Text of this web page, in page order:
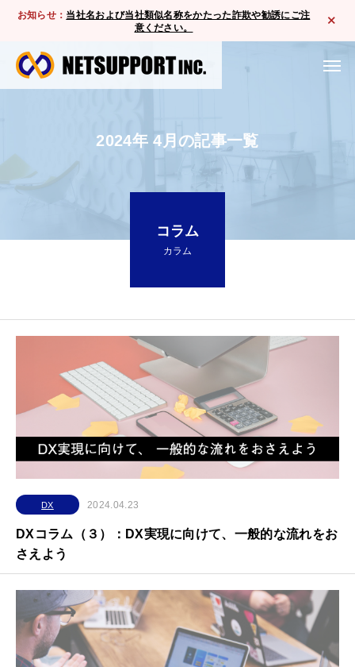
お知らせ： 当社名および当社類似名称をかたった詐欺や勧誘にご注
意ください。
2024年 4月の記事一覧
コラム
カラム
DX 2024.04.23
DXコラム（３）：DX実現に向けて、一般的な流れをお
さえよう